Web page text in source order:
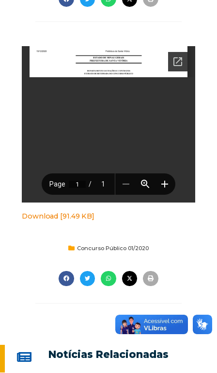
Download [91.49 KB]
Concurso Público 01/2020
Notícias Relacionadas